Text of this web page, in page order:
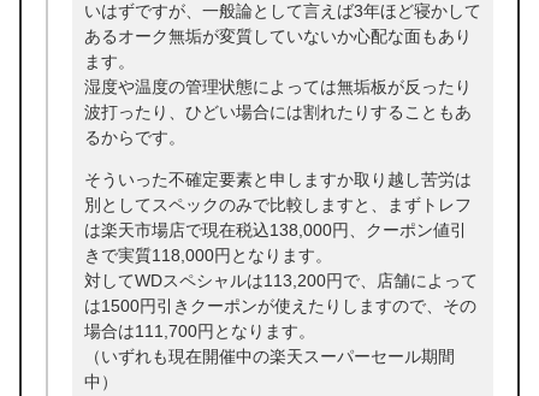
いはずですが、一般論として言えば3年ほど寝かして
あるオーク無垢が変質していないか心配な面もあり
ます。
湿度や温度の管理状態によっては無垢板が反ったり
波打ったり、ひどい場合には割れたりすることもあ
るからです。
そういった不確定要素と申しますか取り越し苦労は
別としてスペックのみで比較しますと、まずトレフ
は楽天市場店で現在税込138,000円、クーポン値引
きで実質118,000円となります。
対してWDスペシャルは113,200円で、店舗によって
は1500円引きクーポンが使えたりしますので、その
場合は111,700円となります。
（いずれも現在開催中の楽天スーパーセール期間
中）